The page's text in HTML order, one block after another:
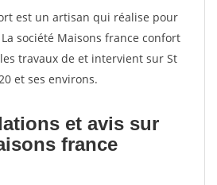
est un artisan qui réalise pour
société Maisons france confort
travaux de et intervient sur St
et ses environs.
et avis sur
france